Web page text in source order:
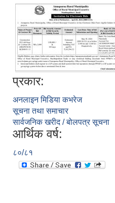
प्रकार:
अनलाइन मिडिया कभरेज
सूचना तथा समाचार
सार्वजनिक खरीद / बोलपत्र सूचना
आर्थिक वर्ष:
८०/८१